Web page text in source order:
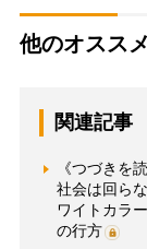
他のオスス
関連記事
《つづきを
社会は回ら
ワイトカラ
の行方